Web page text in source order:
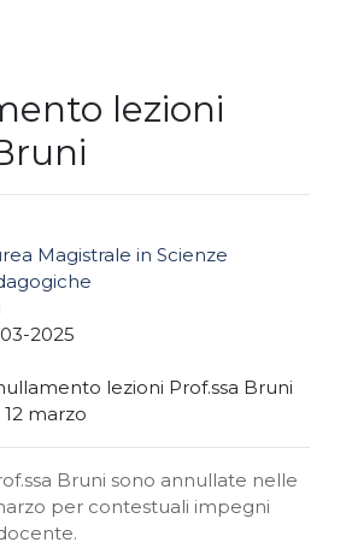
lezioni
Magistrale in Scienze
2025
lezioni Prof.ssa Bruni
12 marzo
Bruni sono annullate nelle
per contestuali impegni